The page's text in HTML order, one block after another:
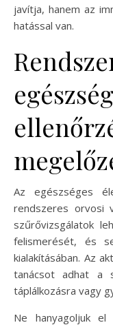
javítja, hanem az
hatással van.
Az egészséges
rendszeres orvosi
szűrővizsgálatok
felismerését, és
kialakításában. Az
tanácsot adhat a
táplálkozásra vagy
Ne hanyagoljuk